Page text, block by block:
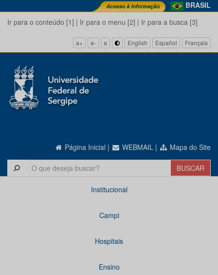
BRASIL
Ir para o conteúdo [1] | Ir para o menu [2] | Ir para a busca [3]
a+ a- a English Español Français
Página Inicial | WEBMAIL | Mapa do Site
Institucional
Campi
Hospitais
Ensino